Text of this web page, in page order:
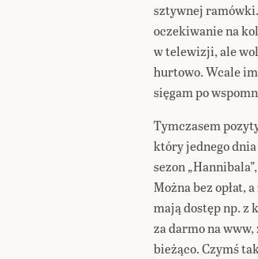
sztywnej
oczekiwanie na
w telewizji, ale
hurtowo. Wcale
sięgam po
Tymczasem
który jednego
sezon
Można bez opłat,
mają dostęp np. z
za darmo na
bieżąco. Czymś